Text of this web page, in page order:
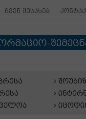
ჩვენ შესახებ